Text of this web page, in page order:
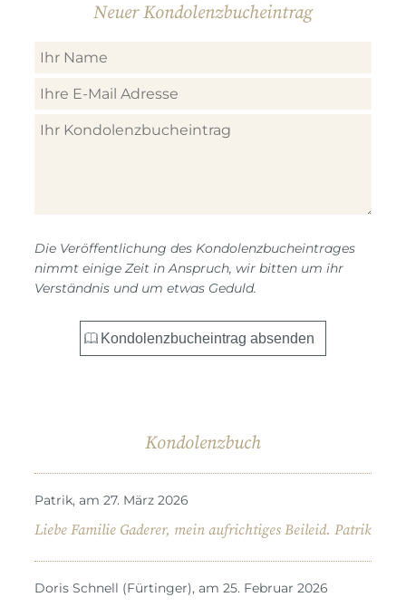
Neuer Kondolenzbucheintrag
Die Veröffentlichung des Kondolenzbucheintrages
nimmt einige Zeit in Anspruch, wir bitten um ihr
Verständnis und um etwas Geduld.
Kondolenzbuch
Patrik, am 27. März 2026
Liebe Familie Gaderer, mein aufrichtiges Beileid. Patrik
Doris Schnell (Fürtinger), am 25. Februar 2026